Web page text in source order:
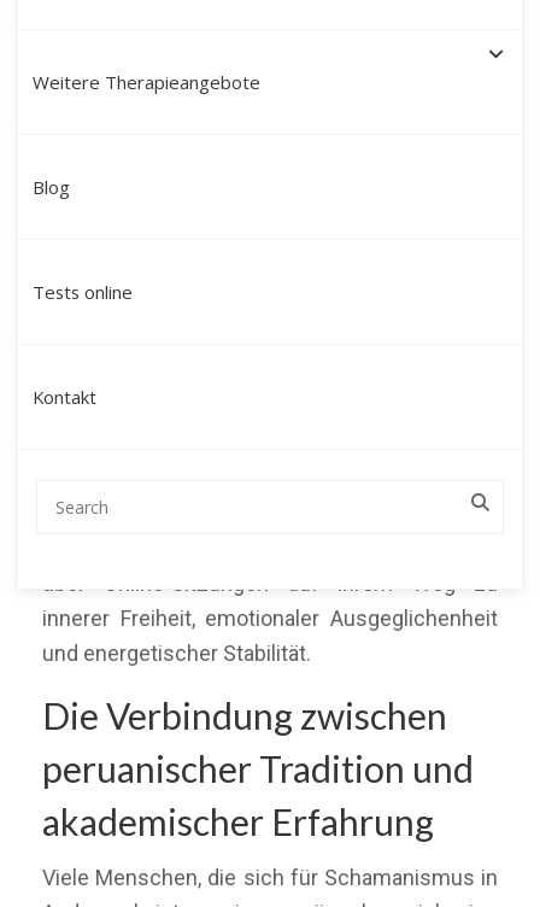
Weitere Therapieangebote
Blog
Tests online
Kontakt
Andernach: Ihr Weg zu
Veränderung, die über klassische
Menschen aus Andernach, der Region
innerer Freiheit, emotionaler Ausgeglichenheit
und energetischer Stabilität.
Die Verbindung zwischen
peruanischer Tradition und
akademischer Erfahrung
Viele Menschen, die sich für Schamanismus in